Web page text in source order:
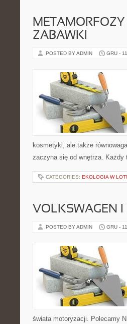
ZABAWKI
POSTED BY ADMIN GRU -
kosmetyki, ale także
zaczyna się od wnętrza.
CATEGORIES: EKOLOGIA W
VOLKSWAGEN I
POSTED BY ADMIN GRU -
świata motoryzacji. Polecamy